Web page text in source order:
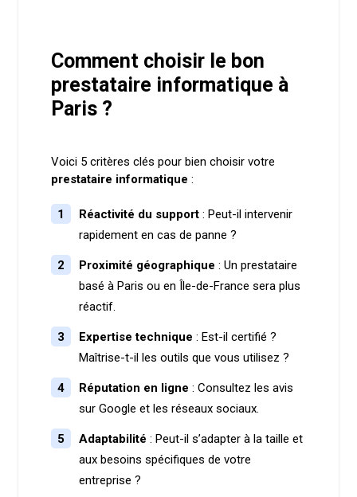
Comment choisir le bon
prestataire informatique à
Paris ?
Voici 5 critères clés pour bien choisir votre
prestataire informatique :
Réactivité du support: Peut-il intervenir
rapidement en cas de panne ?
Proximité géographique : Un prestataire
basé à Paris ou en Île-de-France sera plus
réactif.
Expertise technique : Est-il certifié ?
Maîtrise-t-il les outils que vous utilisez ?
Réputation en ligne : Consultez les avis
sur Google et les réseaux sociaux.
Adaptabilité : Peut-il s’adapter à la taille et
aux besoins spécifiques de votre
entreprise ?